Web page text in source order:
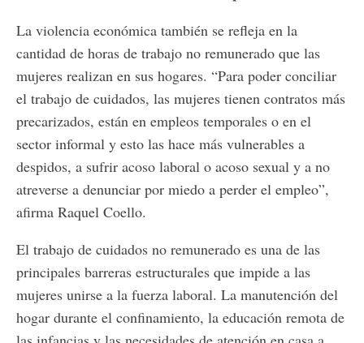
La violencia económica también se refleja en la
cantidad de horas de trabajo no remunerado que las
mujeres realizan en sus hogares. “Para poder conciliar
el trabajo de cuidados, las mujeres tienen contratos más
precarizados, están en empleos temporales o en el
sector informal y esto las hace más vulnerables a
despidos, a sufrir acoso laboral o acoso sexual y a no
atreverse a denunciar por miedo a perder el empleo”,
afirma Raquel Coello.
El trabajo de cuidados no remunerado es una de las
principales barreras estructurales que impide a las
mujeres unirse a la fuerza laboral. La manutención del
hogar durante el confinamiento, la educación remota de